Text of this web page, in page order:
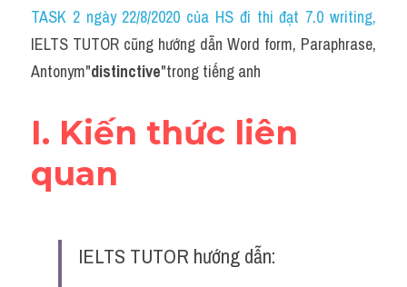
Idiom
Grammar
Word form
Cách dùng từ
Đề thi thật Task 2
TASK 2 ngày 22/8/2020 của HS đi thi đạt 7.0 writing,
IELTS TUTOR cũng hướng dẫn Word form, Paraphrase,
Antonym"distinctive"trong tiếng anh
I. Kiến thức liên
quan
IELTS TUTOR hướng dẫn: